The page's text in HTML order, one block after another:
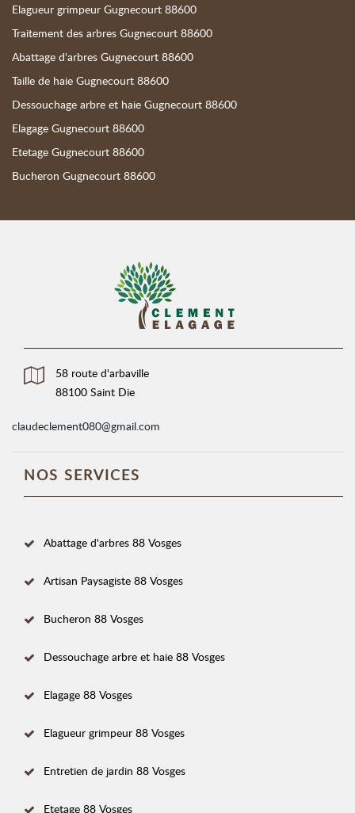
Elagueur grimpeur Gugnecourt 88600
Traitement des arbres Gugnecourt 88600
Abattage d'arbres Gugnecourt 88600
Taille de haie Gugnecourt 88600
Dessouchage arbre et haie Gugnecourt 88600
Elagage Gugnecourt 88600
Etetage Gugnecourt 88600
Bucheron Gugnecourt 88600
58 route d'arbaville
88100 Saint Die
claudeclement080@gmail.com
NOS SERVICES
Abattage d'arbres 88 Vosges
Artisan Paysagiste 88 Vosges
Bucheron 88 Vosges
Dessouchage arbre et haie 88 Vosges
Elagage 88 Vosges
Elagueur grimpeur 88 Vosges
Entretien de jardin 88 Vosges
Etetage 88 Vosges